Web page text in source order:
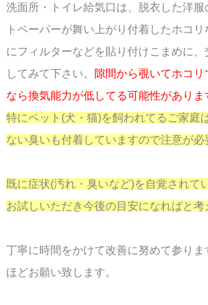
洗面所・トイレ給気口は、脱衣した洋服
トペーパーが舞い上がり付着したホコリ
にフィルターなどを貼り付けこまめに
してみて下さい。
隙間から覗いてホコ
なら換気能力が低してる可能性がありま
特にペット(犬・猫)を飼われてるご家庭
ない臭いも付着していますので注意が必
既に症状(汚れ・臭いなど)を自覚されて
お試しいただき今後の目安になればと考
丁寧に時間をかけて改善に努めて参り
ほどお願い致します。